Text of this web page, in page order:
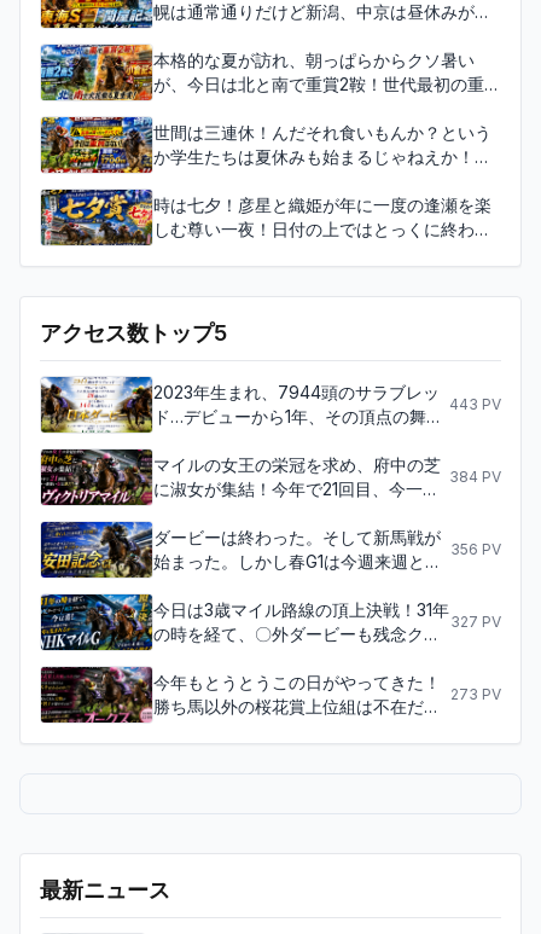
目！アイビスサマーダッシュ！！！
幌は通常通りだけど新潟、中京は昼休みがあ
ことになるぞ！そんな中京では名称変更して2
年目の東海S、新潟開幕を飾るのはサマーマ
ちらも2年目、関屋記念！！！
本格的な夏が訪れ、朝っぱらからクソ暑い
が、今日は北と南で重賞2鞍！世代最初の重賞
館2歳Sと昨年時期が移動したばかりのサマー
2000シリーズももう3戦目！小倉記念！！！
世間は三連休！んだそれ食いもんか？という
か学生たちは夏休みも始まるじゃねえか！よ
メだぞ！ここで言うべき事じゃないが！今日
は重賞はないが、小倉で九州産馬の頂上決戦
時は七夕！彦星と織姫が年に一度の逢瀬を楽
しむ尊い一夜！日付の上ではとっくに終わっ
ーズ2戦目、夏のローカル名物重賞、何も起こ
らないはずがない！
アクセス数トップ5
2023年生まれ、7944頭のサラブレッ
ド…デビューから1年、その頂点の舞台
144秒に刮目せよ！日本ダービー！そ
して第一回ダービーの舞台となった競
終レースだ！！！
443 PV
マイルの女王の栄冠を求め、府中の芝
に淑女が集結！今年で21回目、今一番
か？興味は尽きないヴィクトリアマイ
ル！！！
384 PV
ダービーは終わった。そして新馬戦が
始まった。しかし春G1は今週来週とま
次を狙う多士済々の面々が揃った！春
のマイル王者決定戦、安田記念！！！
356 PV
今日は3歳マイル路線の頂上決戦！31年
の時を経て、〇外ダービーも残念クラ
ル路線を背負って立つ馬が今年も生ま
れるか、NHKマイルC！！！
327 PV
今年もとうとうこの日がやってきた！
勝ち馬以外の桜花賞上位組は不在だ
ークス！！！
273 PV
最新ニュース